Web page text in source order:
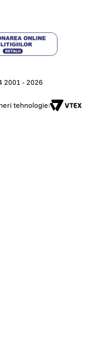
2001 - 2026
tehnologie: